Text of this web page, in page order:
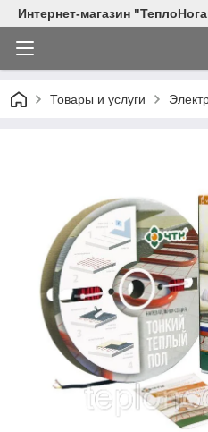
Интернет-магазин
Товары и услуги